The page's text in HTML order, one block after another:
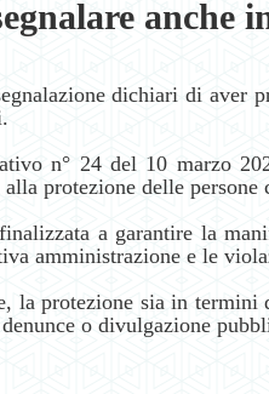
anche
dichiari di aver
n° 24 del 10 marzo
protezione delle
a garantire la
amministrazione e le
la protezione sia in termini
o divulgazione